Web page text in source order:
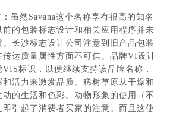
虽然Savana这个名称享有很高的知名
的包装标志设计和相关应用程序并未
长沙标志设计公司注意到旧产品包装
传达质量属性方面不可信。品牌VI设计
标识，以便继续支持该品牌名称，
和活力来激发品质。稀树草原从干燥和
的生活和色彩。动物形象的使用（不
引起了消费者买家的注意。而且这使